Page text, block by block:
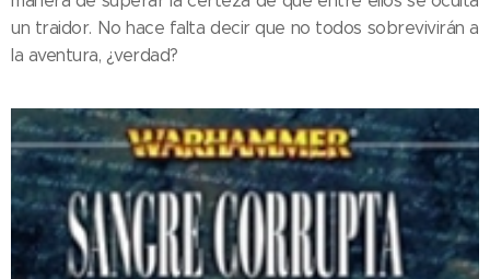
un traidor. No hace falta decir que no todos sobrevivirán a
la aventura, ¿verdad?